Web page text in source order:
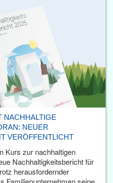
NACHHALTIGE
NEUER
VERÖFFENTLICHT
Kurs zur nachhaltigen
Nachhaltigkeitsbericht für
herausfordernder